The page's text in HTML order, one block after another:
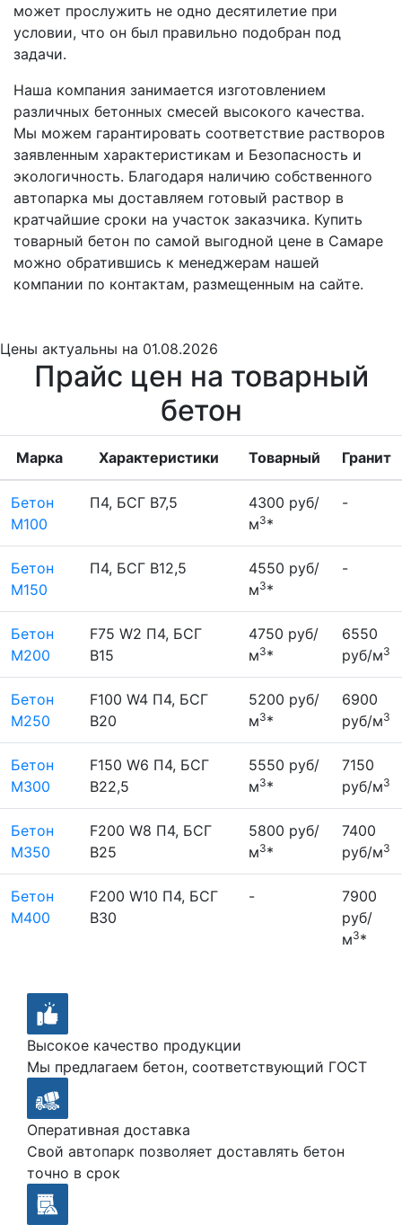
может прослужить не одно десятилетие при
условии, что он был правильно подобран под
задачи.
Наша компания занимается изготовлением
различных бетонных смесей высокого качества.
Мы можем гарантировать соответствие растворов
заявленным характеристикам и Безопасность и
экологичность. Благодаря наличию собственного
автопарка мы доставляем готовый раствор в
кратчайшие сроки на участок заказчика. Купить
товарный бетон по самой выгодной цене в Самаре
можно обратившись к менеджерам нашей
компании по контактам, размещенным на сайте.
Цены актуальны на 01.08.2026
Прайс цен на товарный
бетон
Марка Характеристики Товарный Гранит
Бетон
М100
П4, БСГ В7,5
4300 руб/
м3*
-
Бетон
М150
П4, БСГ В12,5
4550 руб/
м3*
-
Бетон
М200
F75 W2 П4, БСГ
В15
4750 руб/
м3*
6550
руб/м3
Бетон
М250
F100 W4 П4, БСГ
В20
5200 руб/
м3*
6900
руб/м3
Бетон
М300
F150 W6 П4, БСГ
В22,5
5550 руб/
м3*
7150
руб/м3
Бетон
М350
F200 W8 П4, БСГ
В25
5800 руб/
м3*
7400
руб/м3
Бетон
М400
F200 W10 П4, БСГ
В30
-
7900
руб/
м3*
Высокое качество продукции
Мы предлагаем бетон, соответствующий ГОСТ
Оперативная доставка
Свой автопарк позволяет доставлять бетон
точно в срок